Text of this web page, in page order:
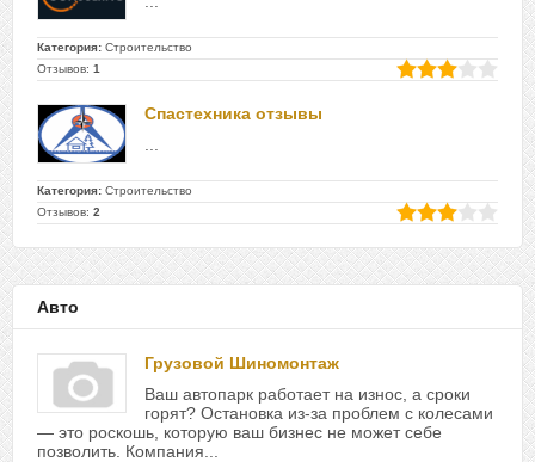
Категория: Строительство
Отзывов: 1
Спастехника отзывы
Категория: Строительство
Отзывов: 2
Авто
Грузовой Шиномонтаж
Ваш автопарк работает на износ, а сроки
горят? Остановка из-за проблем с колесами
— это роскошь, которую ваш бизнес не может себе
позволить. Компания...